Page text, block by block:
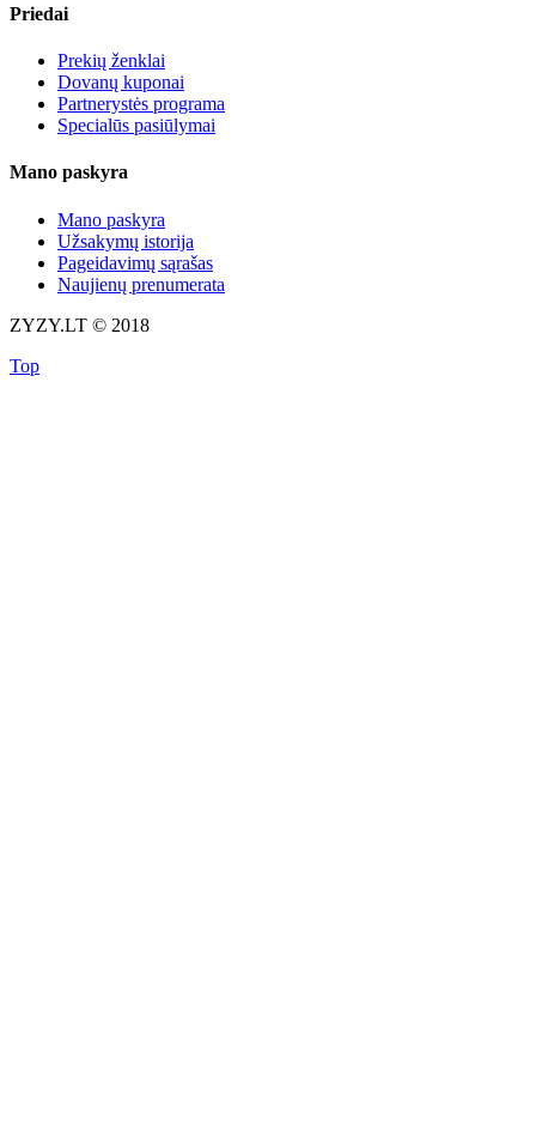
Priedai
Prekių ženklai
Dovanų kuponai
Partnerystės programa
Specialūs pasiūlymai
Mano paskyra
Mano paskyra
Užsakymų istorija
Pageidavimų sąrašas
Naujienų prenumerata
ZYZY.LT © 2018
Top